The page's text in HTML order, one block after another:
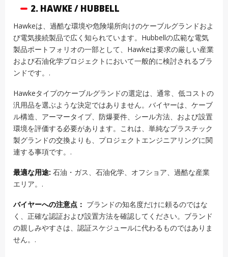
2. HAWKE / HUBBELL
Hawkeは、過酷な環境や危険場所向けのケーブルグランドおよ
び電気接続製品で広く知られています。Hubbellの広範な電気
製品ポートフォリオの一部として、Hawkeは要求の厳しい産業
および石油化学プロジェクトにおいて一般的に検討されるブラ
ンドです。.
Hawkeタイプのケーブルグランドの選定は、通常、低コストの
汎用品を選ぶような決定ではありません。バイヤーは、ケーブ
ル構造、アーマータイプ、防爆要件、シール方法、および設置
環境を評価する必要があります。これは、単純なプラスチック
製グランドの交換よりも、プロジェクトエンジニアリングに関
連する事項です。.
最適な用途: 石油・ガス、石油化学、オフショア、過酷な産業
エリア。.
バイヤーへの注意点： ブランドの知名度だけに頼るのではな
く、正確な認証および設置方法を確認してください。ブランド
の親しみやすさは、認証スケジュールに代わるものではありま
せん。.